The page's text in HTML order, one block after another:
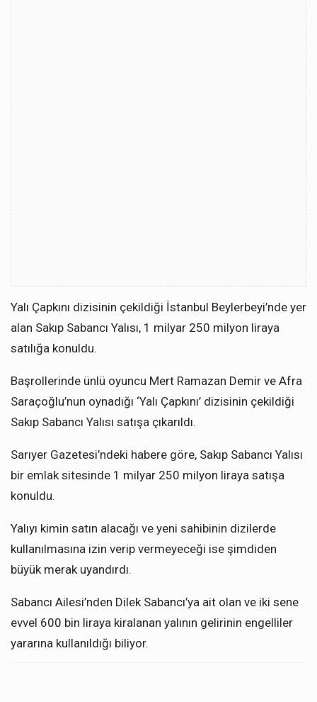
Yalı Çapkını dizisinin çekildiği İstanbul Beylerbeyi’nde yer
alan Sakıp Sabancı Yalısı, 1 milyar 250 milyon liraya
satılığa konuldu.
Başrollerinde ünlü oyuncu Mert Ramazan Demir ve Afra
Saraçoğlu’nun oynadığı ‘Yalı Çapkını’ dizisinin çekildiği
Sakıp Sabancı Yalısı satışa çıkarıldı.
Sarıyer Gazetesi’ndeki habere göre, Sakıp Sabancı Yalısı
bir emlak sitesinde 1 milyar 250 milyon liraya satışa
konuldu.
Yalıyı kimin satın alacağı ve yeni sahibinin dizilerde
kullanılmasına izin verip vermeyeceği ise şimdiden
büyük merak uyandırdı.
Sabancı Ailesi’nden Dilek Sabancı’ya ait olan ve iki sene
evvel 600 bin liraya kiralanan yalının gelirinin engelliler
yararına kullanıldığı biliyor.